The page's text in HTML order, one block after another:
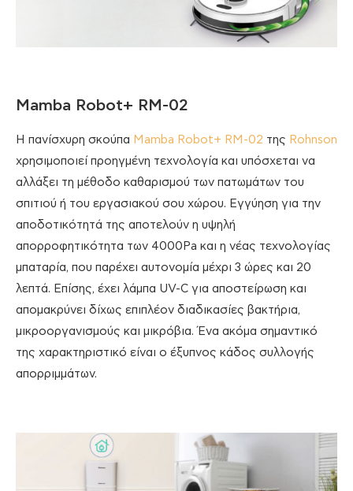
Mamba Robot+ RM-02
Η πανίσχυρη σκούπα Mamba Robot+ RM-02 της Rohnson
χρησιμοποιεί προηγμένη τεχνολογία και υπόσχεται να
αλλάξει τη μέθοδο καθαρισμού των πατωμάτων του
σπιτιού ή του εργασιακού σου χώρου. Εγγύηση για την
αποδοτικότητά της αποτελούν η υψηλή
απορροφητικότητα των 4000Pa και η νέας τεχνολογίας
μπαταρία, που παρέχει αυτονομία μέχρι 3 ώρες και 20
λεπτά. Επίσης, έχει λάμπα UV-C για αποστείρωση και
απομακρύνει δίχως επιπλέον διαδικασίες βακτήρια,
μικροοργανισμούς και μικρόβια. Ένα ακόμα σημαντικό
της χαρακτηριστικό είναι ο έξυπνος κάδος συλλογής
απορριμμάτων.